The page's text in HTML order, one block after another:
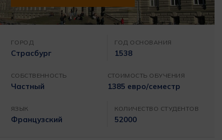
ГОРОД
Страсбург
ГОД ОСНОВАНИЯ
1538
СОБСТВЕННОСТЬ
Частный
СТОИМОСТЬ ОБУЧЕНИЯ
1385 евро/семестр
ЯЗЫК
Французский
КОЛИЧЕСТВО СТУДЕНТОВ
52000